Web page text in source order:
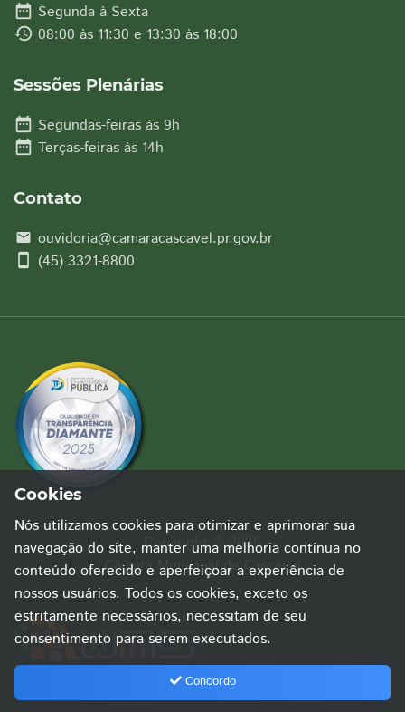
date_range Segunda à Sexta
history 08:00 às 11:30 e 13:30 às 18:00
Sessões Plenárias
date_range Segundas-feiras às 9h
date_range Terças-feiras às 14h
Contato
email ouvidoria@camaracascavel.pr.gov.br
smartphone (45) 3321-8800
Copyright © 2026
Câmara Municipal de Cascavel
Cookies
Nós utilizamos cookies para otimizar e aprimorar sua
navegação do site, manter uma melhoria contínua no
conteúdo oferecido e aperfeiçoar a experiência de
nossos usuários. Todos os cookies, exceto os
estritamente necessários, necessitam de seu
consentimento para serem executados.
Concordo